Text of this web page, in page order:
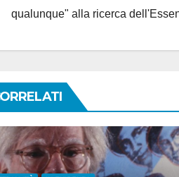
qualunque" alla ricerca